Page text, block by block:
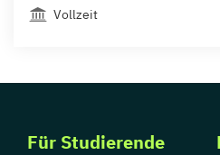
Vollzeit
Für Studierende